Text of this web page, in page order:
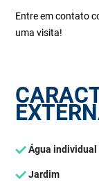
Entre em contato
uma visita!
Água individual
Jardim